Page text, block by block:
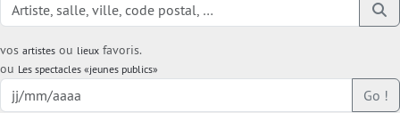
vos artistes ou lieux favoris.
ou Les spectacles «jeunes publics»
Go !